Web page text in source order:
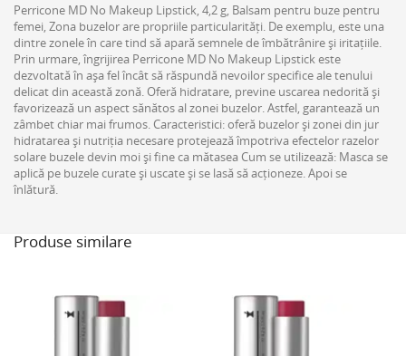
Perricone MD No Makeup Lipstick, 4,2 g, Balsam pentru buze pentru
femei, Zona buzelor are propriile particularități. De exemplu, este una
dintre zonele în care tind să apară semnele de îmbătrânire și iritațiile.
Prin urmare, îngrijirea Perricone MD No Makeup Lipstick este
dezvoltată în așa fel încât să răspundă nevoilor specifice ale tenului
delicat din această zonă. Oferă hidratare, previne uscarea nedorită și
favorizează un aspect sănătos al zonei buzelor. Astfel, garantează un
zâmbet chiar mai frumos. Caracteristici: oferă buzelor și zonei din jur
hidratarea și nutriția necesare protejează împotriva efectelor razelor
solare buzele devin moi și fine ca mătasea Cum se utilizează: Masca se
aplică pe buzele curate și uscate și se lasă să acționeze. Apoi se
înlătură.
Produse similare